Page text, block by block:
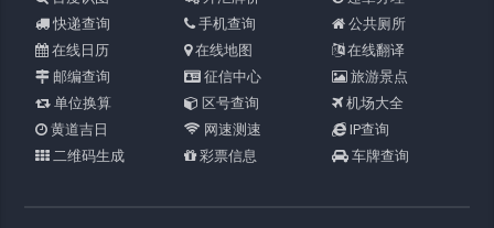
快递查询
手机查询
公共厕所
在线日历
在线地图
在线翻译
邮编查询
征信中心
旅游景点
单位换算
区号查询
机场大全
黄道吉日
网速测速
IP查询
二维码生成
彩票信息 车牌查询